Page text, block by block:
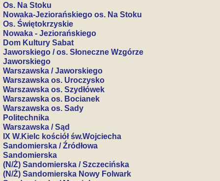
Os. Na Stoku
Nowaka-Jeziorańskiego os. Na Stoku
Os. Świętokrzyskie
Nowaka - Jeziorańskiego
Dom Kultury Sabat
Jaworskiego / os. Słoneczne Wzgórze
Jaworskiego
Warszawska / Jaworskiego
Warszawska os. Uroczysko
Warszawska os. Szydłówek
Warszawska os. Bocianek
Warszawska os. Sady
Politechnika
Warszawska / Sąd
IX W.Kielc kościół św.Wojciecha
Sandomierska / Źródłowa
Sandomierska
(N/Ż) Sandomierska / Szczecińska
(N/Ż) Sandomierska Nowy Folwark